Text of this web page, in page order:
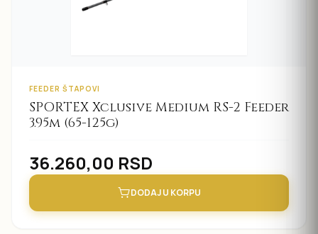
FEEDER ŠTAPOVI
SPORTEX Xclusive Medium RS-2 Feeder
3.95m (65-125g)
36.260,00 RSD
DODAJ U KORPU